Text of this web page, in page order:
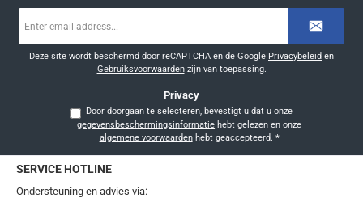
mailadres
Deze site wordt beschermd door reCAPTCHA en de Google Privacybeleid en
Gebruiksvoorwaardenzijn van toepassing.
Privacy
Door doorgaan te selecteren, bevestigt u dat u onze
gegevensbeschermingsinformatie
algemene voorwaardenhebt geaccepteerd. *
SERVICE HOTLINE
Ondersteuning en advies via: